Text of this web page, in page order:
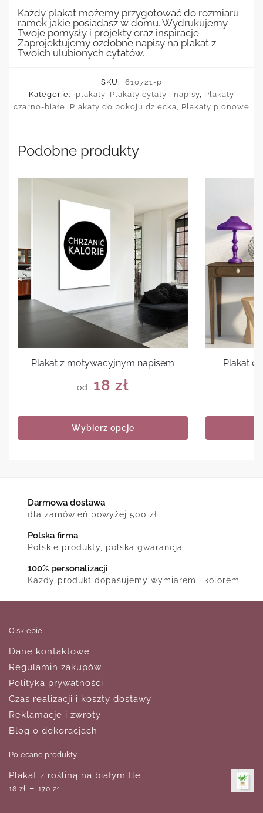
Każdy plakat możemy przygotować do rozmiaru
ramek jakie posiadasz w domu. Wydrukujemy
Twoje pomysły i projekty oraz inspiracje.
Zaprojektujemy ozdobne napisy na plakat z
Twoich ulubionych cytatów.
SKU:
610721-p
Kategorie:
plakaty Plakaty cytaty i napisy Plakaty
czarno-białe
Plakaty do pokoju dziecka Plakaty pionowe
Podobne produkty
Plakat z motywacyjnym napisem
od: 18 zł
Wybierz opcje
Plakat
Darmowa dostawa
dla zamówień powyżej 500 zł
Polska firma
Polskie produkty, polska gwarancja
100% personalizacji
Każdy produkt dopasujemy wymiarem i kolorem
O sklepie
Dane kontaktowe
Regulamin zakupów
Polityka prywatności
Czas realizacji i koszty dostawy
Reklamacje i zwroty
Blog o dekoracjach
Polecane produkty
Plakat z rośliną na białym tle
18 zł – 170 zł